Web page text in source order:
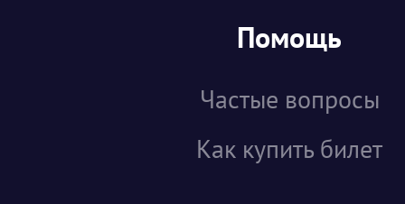
Помощь
Частые вопросы
Как купить билет